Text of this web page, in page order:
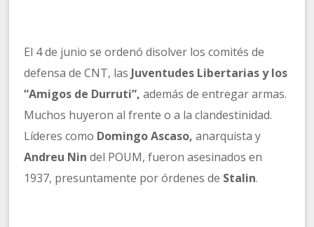
El 4 de junio se ordenó disolver los comités de
defensa de CNT, las Juventudes Libertarias y los
“Amigos de Durruti”, además de entregar armas.
Muchos huyeron al frente o a la clandestinidad.
Líderes como Domingo Ascaso,anarquista y
Andreu Nin del POUM, fueron asesinados en
1937, presuntamente por órdenes de Stalin.